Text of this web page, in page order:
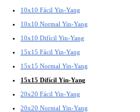
10x10 Fácil Yin-Yang
10x10 Normal Yin-Yang
10x10 Difícil Yin-Yang
15x15 Fácil Yin-Yang
15x15 Normal Yin-Yang
15x15 Difícil Yin-Yang
20x20 Fácil Yin-Yang
20x20 Normal Yin-Yang